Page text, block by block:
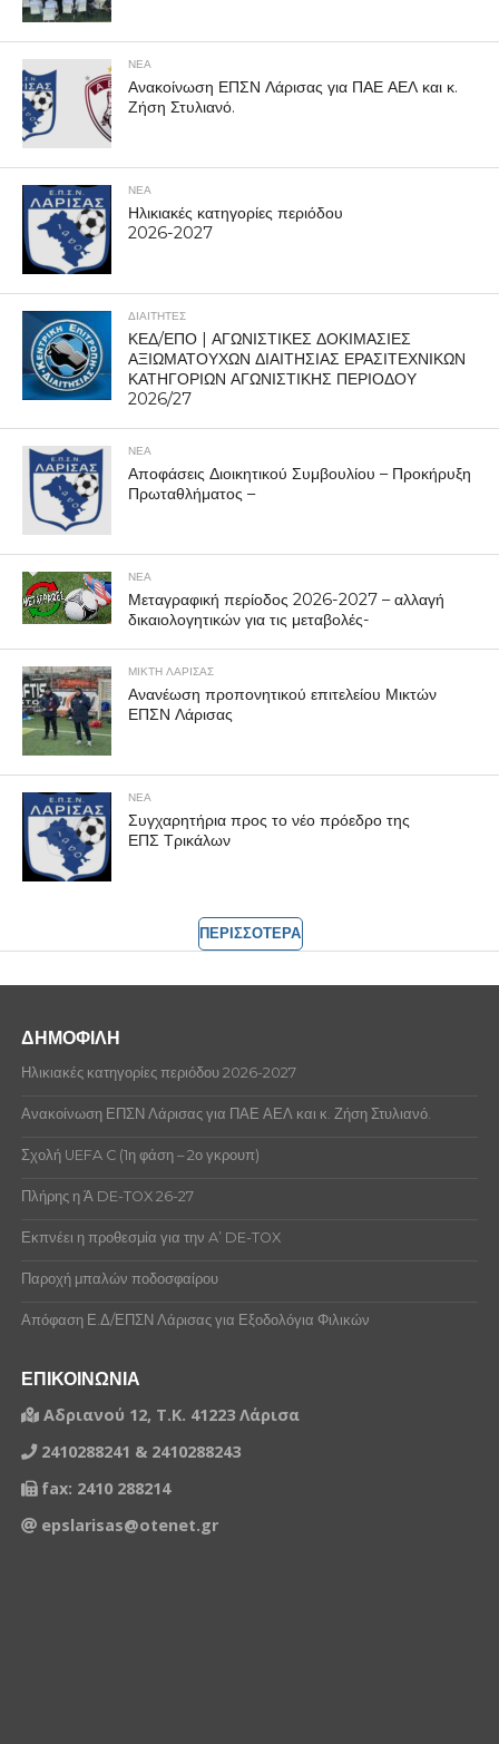
ΝΕΑ
Ανακοίνωση ΕΠΣΝ Λάρισας για ΠΑΕ ΑΕΛ και κ.
Ζήση Στυλιανό.
ΝΕΑ
Ηλικιακές κατηγορίες περιόδου
2026-2027
ΔΙΑΙΤΗΤΕΣ
ΚΕΔ/ΕΠΟ | ΑΓΩΝΙΣΤΙΚΕΣ ΔΟΚΙΜΑΣΙΕΣ
ΑΞΙΩΜΑΤΟΥΧΩΝ ΔΙΑΙΤΗΣΙΑΣ ΕΡΑΣΙΤΕΧΝΙΚΩΝ
ΚΑΤΗΓΟΡΙΩΝ ΑΓΩΝΙΣΤΙΚΗΣ ΠΕΡΙΟΔΟΥ
2026/27
ΝΕΑ
Αποφάσεις Διοικητικού Συμβουλίου – Προκήρυξη
Πρωταθλήματος –
ΝΕΑ
Μεταγραφική περίοδος 2026-2027 – αλλαγή
δικαιολογητικών για τις μεταβολές-
ΜΙΚΤΗ ΛΑΡΙΣΑΣ
Ανανέωση προπονητικού επιτελείου Μικτών
ΕΠΣΝ Λάρισας
ΝΕΑ
Συγχαρητήρια προς το νέο πρόεδρο της
ΕΠΣ Τρικάλων
ΠΕΡΙΣΣΟΤΕΡΑ
ΔΗΜΟΦΙΛΗ
Ηλικιακές κατηγορίες περιόδου 2026-2027
Ανακοίνωση ΕΠΣΝ Λάρισας για ΠΑΕ ΑΕΛ και κ. Ζήση Στυλιανό.
Σχολή UEFA C (1η φάση – 2ο γκρουπ)
Πλήρης η Ά DE-TOX 26-27
Εκπνέει η προθεσμία για την A’ DE-TOX
Παροχή μπαλών ποδοσφαίρου
Απόφαση Ε.Δ/ΕΠΣΝ Λάρισας για Εξοδολόγια Φιλικών
ΕΠΙΚΟΙΝΩΝΙΑ
Αδριανού 12, Τ.Κ. 41223 Λάρισα
2410288241 & 2410288243
fax: 2410 288214
epslarisas@otenet.gr